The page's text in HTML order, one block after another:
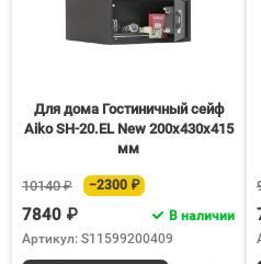
Для дома Гостиничный сейф
Aiko SH-20.EL New 200x430x415
мм
10140 ₽ −2300 ₽
7840 ₽
В наличии
Артикул: S11599200409